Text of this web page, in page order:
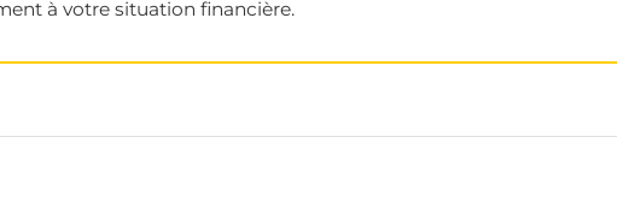
à votre situation financière.